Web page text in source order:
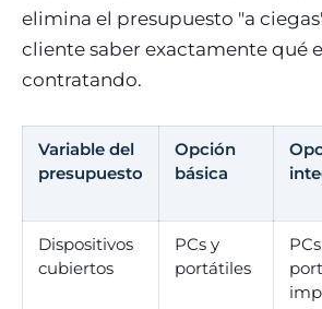
elimina el presupuesto "a
cliente saber exactamente qué
contratando.
Variable del
presupuesto
Opción
básica
Dispositivos
cubiertos
PCs y
portátiles